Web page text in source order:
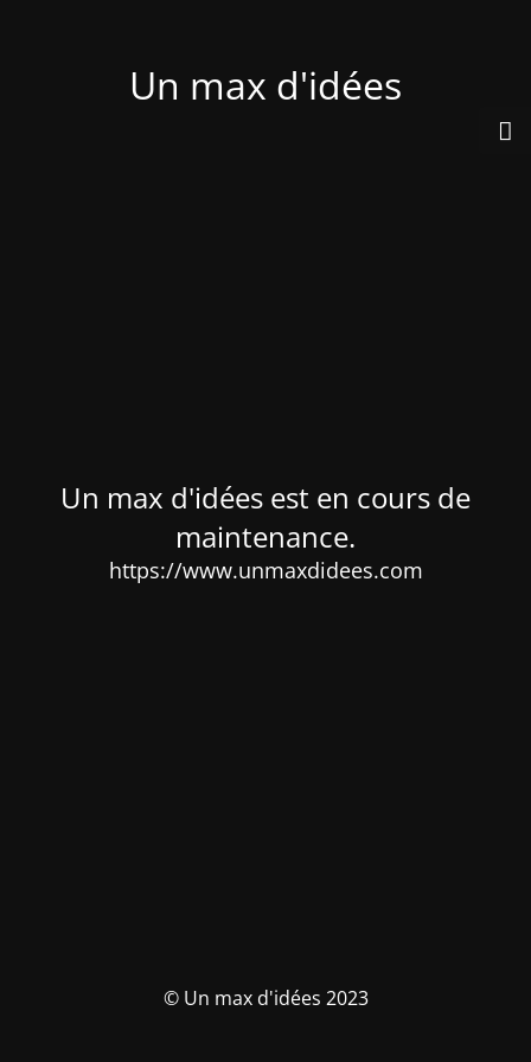
Un max d'idées
Un max d'idées est en cours de
maintenance.
https://www.unmaxdidees.com
© Un max d'idées 2023